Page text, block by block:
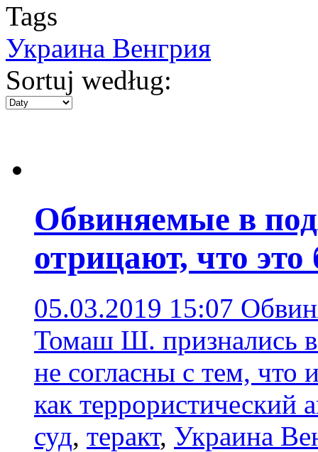
Tags
Украина Венгрия
Sortuj według:
Обвиняемые в
отрицают, что
05.03.2019 15:07
Томаш Ш. признались
не согласны с тем, что
как террористический
суд, теракт, Украина